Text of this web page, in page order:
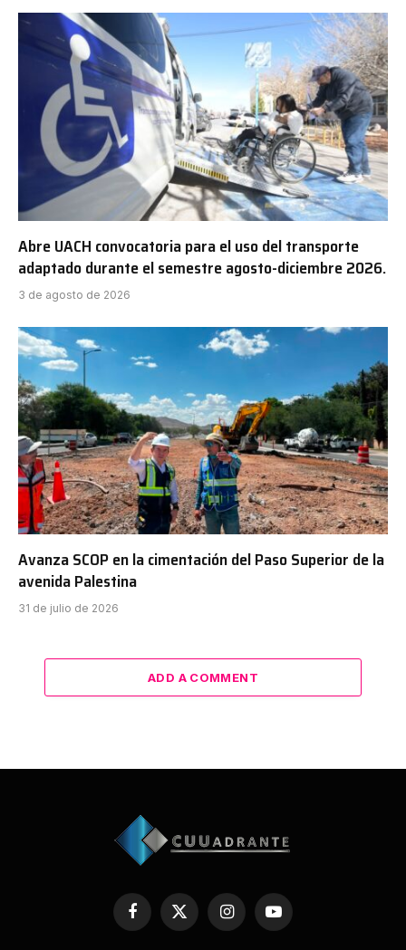
Abre UACH convocatoria para el uso del transporte
adaptado durante el semestre agosto-diciembre 2026.
3 de agosto de 2026
Avanza SCOP en la cimentación del Paso Superior de la
avenida Palestina
31 de julio de 2026
ADD A COMMENT
Facebook
X
InstagramYouTube